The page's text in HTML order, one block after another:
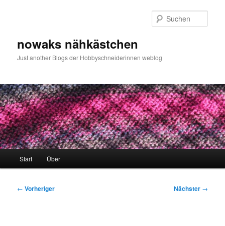
nowaks nähkästchen
Just another Blogs der Hobbyschneiderinnen weblog
Start Über
Beitragsnavigation
← Vorheriger Nächster →